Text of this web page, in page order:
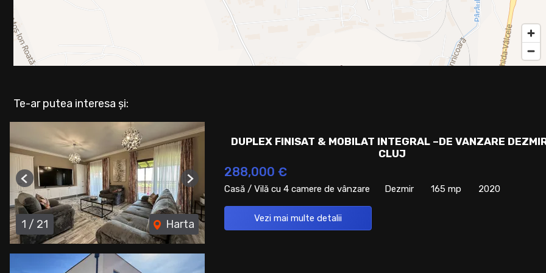
Te-ar putea interesa și:
1 / 21 Harta
Previous Next
DUPLEX FINISAT & MOBILAT INTEGRAL –DE VANZARE
CLUJ
288,000 €
Casă / Vilă cu 4 camere de vânzare Dezmir 165 mp 2020
Vezi mai multe detalii